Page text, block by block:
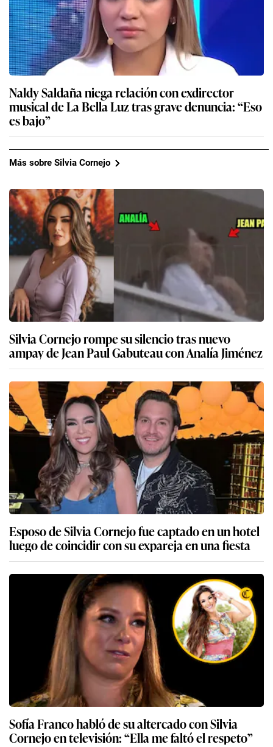
Naldy Saldaña niega relación con exdirector
musical de La Bella Luz tras grave denuncia: “Eso
es bajo”
Más sobre Silvia Cornejo
Silvia Cornejo rompe su silencio tras nuevo
ampay de Jean Paul Gabuteau con Analía Jiménez
Esposo de Silvia Cornejo fue captado en un hotel
luego de coincidir con su expareja en una fiesta
Sofía Franco habló de su altercado con Silvia
Cornejo en televisión: “Ella me faltó el respeto”